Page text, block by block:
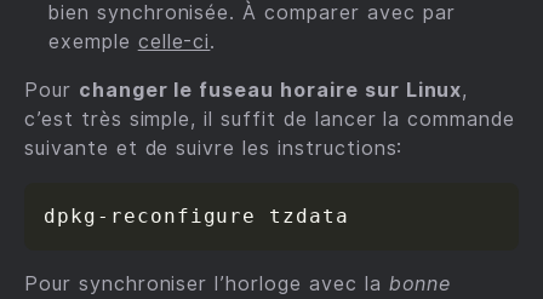
bien synchronisée. À comparer avec par
exemple celle-ci.
Pour changer le fuseau horaire sur Linux,
c’est très simple, il suffit de lancer la commande
suivante et de suivre les instructions:
Pour synchroniser l’horloge avec la bonne